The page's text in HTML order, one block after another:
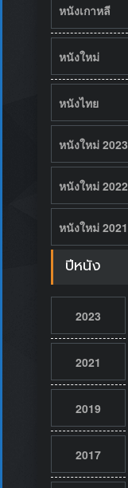
หนังเกาหลี
หนังใหม่
หนังไทย
หนังใหม่ 2023
หนังใหม่ 2022
หนังใหม่ 2021
ปีหนัง
2023
2021
2019
2017